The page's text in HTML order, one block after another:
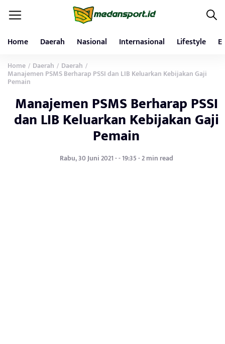
Home Daerah Nasional Internasional Lifestyle
Home / Daerah / Daerah /
Manajemen PSMS Berharap PSSI dan LIB Keluarkan Kebijakan Gaji
Pemain
Manajemen PSMS Berharap PSSI
dan LIB Keluarkan Kebijakan Gaji
Pemain
Rabu, 30 Juni 2021 - - 19:35 - 2 min read